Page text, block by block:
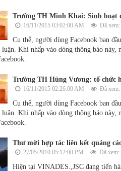
Trường TH Minh Khai: Sinh hoạt
16/11/2015 03:02:00 AM Đã xem:
Cụ thể, người dùng Facebook ban
Khi nhấp vào dòng thông báo
Trường TH Hùng Vương: tổ chức
16/11/2015 02:26:00 AM Đã xem:
Cụ thể, người dùng Facebook ban
Khi nhấp vào dòng thông báo
Thư mời hợp tác liên kết quảng
27/05/2010 05:12:00 PM Đã xem:
Hiện tại VINADES.,JSC đang tiến